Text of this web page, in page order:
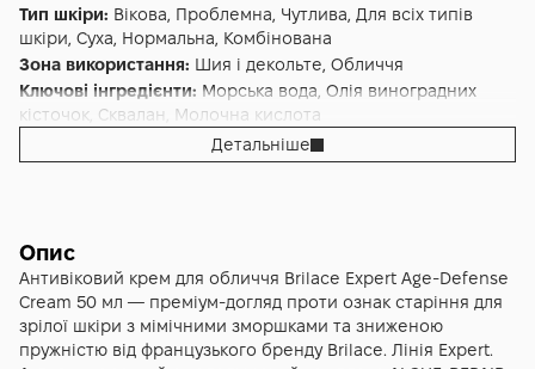
Тип шкіри: Вікова, Проблемна, Чутлива, Для всіх типів
шкіри, Суха, Нормальна, Комбінована
Зона використання: Шия і декольте, Обличчя
Ключові інгредієнти: Морська вода, Олія виноградних
кісточок, Сквалан, Молочна кислота
Пружність,Антивіковий
Регенерація,Розгладження
Детальніше
Опис
Антивіковий крем для обличчя Brilace Expert Age-Defense
Cream 50 мл — преміум-догляд проти ознак старіння для
зрілої шкіри з мімічними зморшками та зниженою
пружністю від французького бренду Brilace. Лінія Expert.